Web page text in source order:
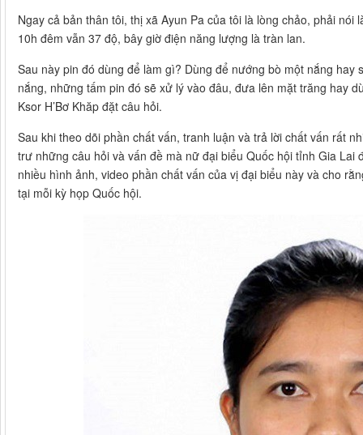
Ngay cả bản thân tôi, thị xã Ayun Pa của tôi là lòng chảo, phải
10h đêm vẫn 37 độ, bây giờ điện năng lượng là tràn lan.
Sau này pin đó dùng để làm gì? Dùng để nướng bò một nắng
nắng, những tấm pin đó sẽ xử lý vào đâu, đưa lên mặt trăng hay
Ksor H’Bơ Khăp đặt câu hỏi.
Sau khi theo dõi phần chất vấn, tranh luận và trả lời chất vấn rất
trư những câu hỏi và vấn đề mà nữ đại biểu Quốc hội tỉnh Gia
nhiều hình ảnh, video phần chất vấn của vị đại biểu này và cho
tại mỗi kỳ họp Quốc hội.